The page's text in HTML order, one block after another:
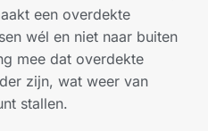
een overdekte
wél en niet naar buiten
mee dat overdekte
zijn, wat weer van
stallen.